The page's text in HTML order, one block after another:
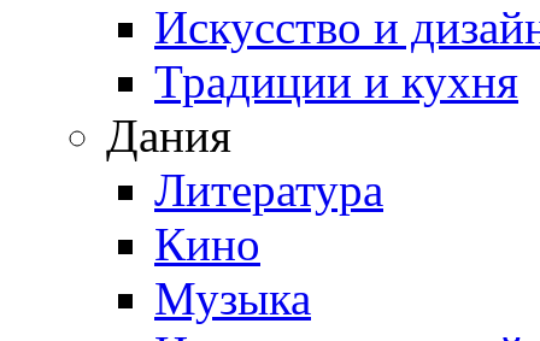
Искусство и
Традиции и кухня
Дания
Литература
Кино
Музыка